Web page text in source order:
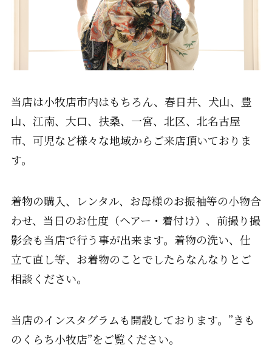
当店は小牧店市内はもちろん、春日井、犬山、豊
山、江南、大口、扶桑、一宮、北区、北名古屋
市、可児など様々な地域からご来店頂いておりま
す。
着物の購入、レンタル、お母様のお振袖等の小物合
わせ、当日のお仕度（ヘアー・着付け）、前撮り撮
影会も当店で行う事が出来ます。着物の洗い、仕
立て直し等、お着物のことでしたらなんなりとご
相談ください。
当店のインスタグラムも開設しております。”きも
のくらち小牧店”をご覧ください。